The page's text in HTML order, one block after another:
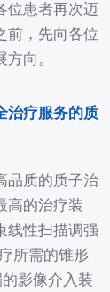
位患者再次迈
前，先向各位
向。
治疗服务的质
品质的质子治
高的治疗装
线性扫描调强
所需的锥形
影像介入装